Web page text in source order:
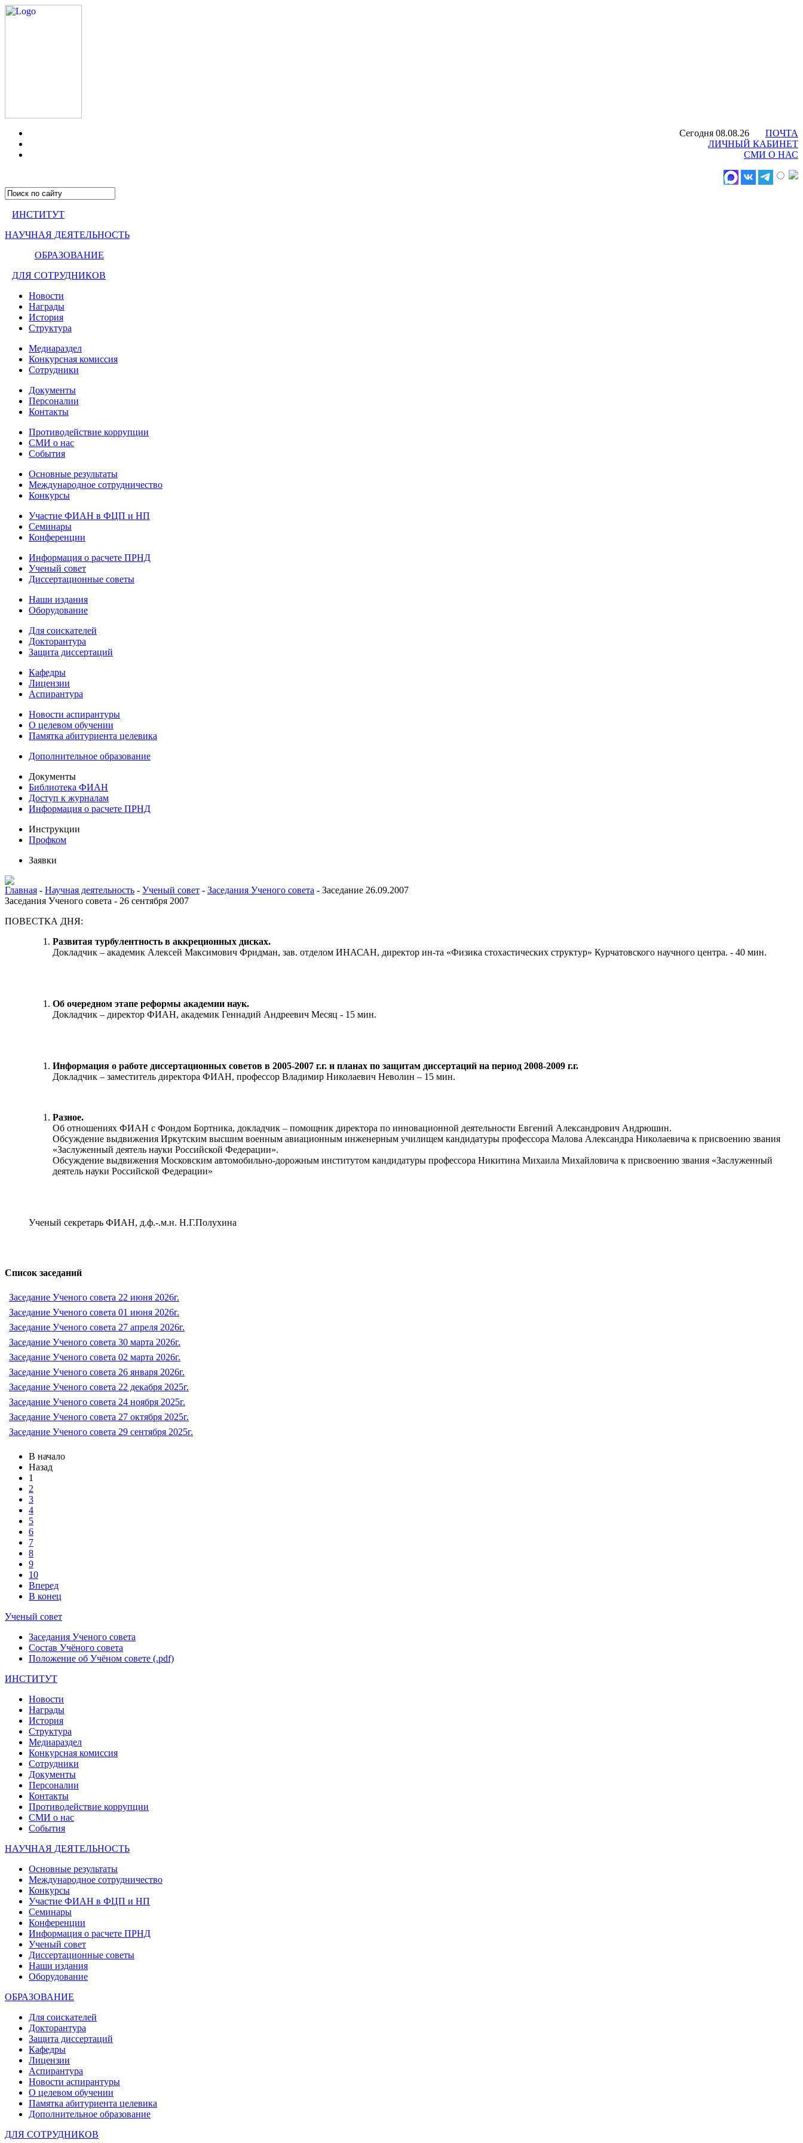
Сегодня 08.08.26
ПОЧТА
ЛИЧНЫЙ КАБИНЕТ
СМИ О НАС
ИНСТИТУТ
НАУЧНАЯ ДЕЯТЕЛЬНОСТЬ
ОБРАЗОВАНИЕ
ДЛЯ СОТРУДНИКОВ
Новости
Награды
История
Структура
Медиараздел
Конкурсная комиссия
Сотрудники
Документы
Персоналии
Контакты
Противодействие коррупции
СМИ о нас
События
Основные результаты
Международное сотрудничество
Конкурсы
Участие ФИАН в ФЦП и НП
Семинары
Конференции
Информация о расчете ПРНД
Ученый совет
Диссертационные советы
Наши издания
Оборудование
Для соискателей
Докторантура
Защита диссертаций
Кафедры
Лицензии
Аспирантура
Новости аспирантуры
О целевом обучении
Памятка абитуриента целевика
Дополнительное образование
Документы
Библиотека ФИАН
Доступ к журналам
Информация о расчете ПРНД
Инструкции
Профком
Заявки
Главная - Научная деятельность - Ученый совет - Заседания Ученого совета - Заседание 26.09.2007
Заседания Ученого совета - 26 сентября 2007
ПОВЕСТКА ДНЯ:
Развитая турбулентность в аккреционных дисках.
Докладчик – академик Алексей Максимович Фридман, зав. отделом ИНАСАН, директор ин-та «Физика стохастических структур» Курчатовского научного центра. - 40 мин.
Об очередном этапе реформы академии наук.
Докладчик – директор ФИАН, академик Геннадий Андреевич Месяц - 15 мин.
Информация о работе диссертационных советов в 2005-2007 г.г. и планах по защитам диссертаций на период 2008-2009 г.г.
Докладчик – заместитель директора ФИАН, профессор Владимир Николаевич Неволин – 15 мин.
Разное.
Об отношениях ФИАН с Фондом Бортника, докладчик – помощник директора по инновационной деятельности Евгений Александрович Андрюшин.
Обсуждение выдвижения Иркутским высшим военным авиационным инженерным училищем кандидатуры профессора Малова Александра Николаевича к присвоению звания
«Заслуженный деятель науки Российской Федерации».
Обсуждение выдвижения Московским автомобильно-дорожным институтом кандидатуры профессора Никитина Михаила Михайловича к присвоению звания «Заслуженный
деятель науки Российской Федерации»
Ученый секретарь ФИАН, д.ф.-.м.н. Н.Г.Полухина
Список заседаний
Заседание Ученого совета 22 июня 2026г.
Заседание Ученого совета 01 июня 2026г.
Заседание Ученого совета 27 апреля 2026г.
Заседание Ученого совета 30 марта 2026г.
Заседание Ученого совета 02 марта 2026г.
Заседание Ученого совета 26 января 2026г.
Заседание Ученого совета 22 декабря 2025г.
Заседание Ученого совета 24 ноября 2025г.
Заседание Ученого совета 27 октября 2025г.
Заседание Ученого совета 29 сентября 2025г.
В начало
Назад
1
2
3
4
5
6
7
8
9
10
Вперед
В конец
Ученый совет
Заседания Ученого совета
Состав Учёного совета
Положение об Учёном совете (.pdf)
ИНСТИТУТ
Новости
Награды
История
Структура
Медиараздел
Конкурсная комиссия
Сотрудники
Документы
Персоналии
Контакты
Противодействие коррупции
СМИ о нас
События
НАУЧНАЯ ДЕЯТЕЛЬНОСТЬ
Основные результаты
Международное сотрудничество
Конкурсы
Участие ФИАН в ФЦП и НП
Семинары
Конференции
Информация о расчете ПРНД
Ученый совет
Диссертационные советы
Наши издания
Оборудование
ОБРАЗОВАНИЕ
Для соискателей
Докторантура
Защита диссертаций
Кафедры
Лицензии
Аспирантура
Новости аспирантуры
О целевом обучении
Памятка абитуриента целевика
Дополнительное образование
ДЛЯ СОТРУДНИКОВ